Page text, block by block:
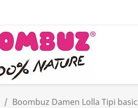
Boombuz Damen Lolla Tipi